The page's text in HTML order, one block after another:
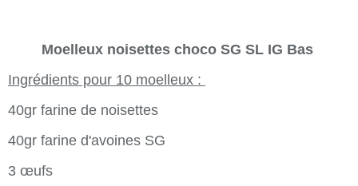
Moelleux noisettes choco SG SL IG Bas
Ingrédients pour 10 moelleux :
40gr farine de noisettes
40gr farine d'avoines SG
3 œufs